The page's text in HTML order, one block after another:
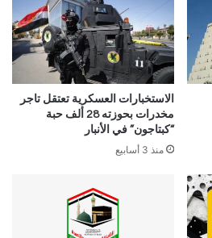
الاستخبارات العسكرية تعتقل تاجر
مخدرات بحوزته 28 ألف حبة
“كبتاجون” في الأنبار
منذ 3 أسابيع